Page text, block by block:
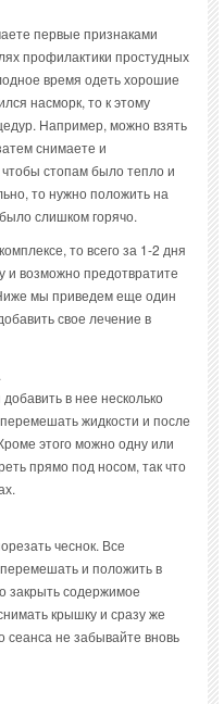
первые признаками
профилактики простудных
время одеть хорошие
насморк, то к этому
Например, можно взять
снимаете и
чтобы стопам было тепло и
то нужно положить на
слишком горячо.
то всего за 1-2 дня
и возможно предотвратите
мы приведем еще один
свое лечение в
в нее несколько
жидкости и после
этого можно одну или
прямо под носом, так что
чеснок. Все
и положить в
закрыть содержимое
крышку и сразу же
сеанса не забывайте вновь